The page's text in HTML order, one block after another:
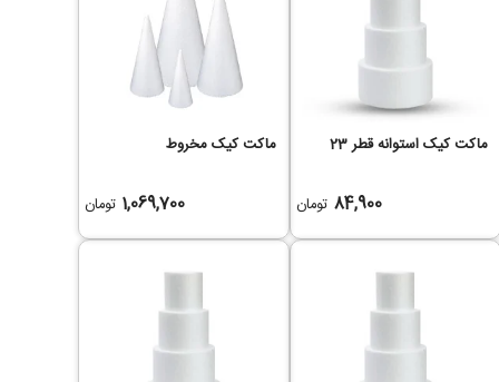
ماکت کیک استوانه قطر 23
84,900 تومان
ماکت کیک مخروط
1,069,700 تومان